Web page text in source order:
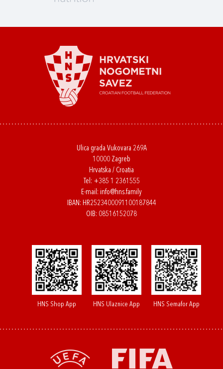
Ulica grada Vukovara 269A
10000 Zagreb
Hrvatska / Croatia
Tel: +385 1 2361555
E-mail: info@hns.family
IBAN: HR2523400091100187844
OIB: 08516152078
HNS Shop App HNS Ulaznice App HNS Semafor App